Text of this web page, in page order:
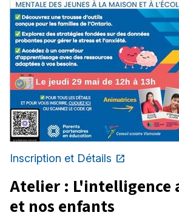
Inscription et Détails open_in_new
Ce
s'ouvrira
dans
une
Atelier :
et nos enfants